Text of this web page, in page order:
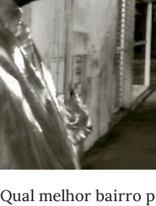
Qual melhor bairro